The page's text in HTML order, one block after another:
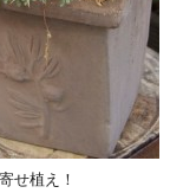
せ植え！